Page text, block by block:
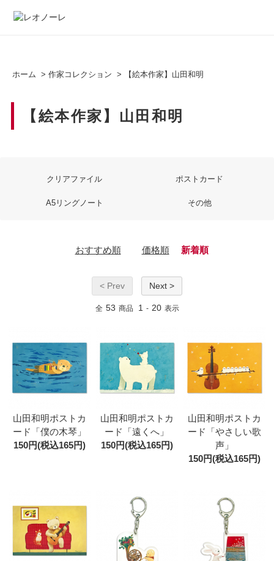
ホーム > 作家コレクション > 【絵本作家】山田和明
【絵本作家】山田和明
クリアファイル ポストカード
A5リングノート その他
おすすめ順 価格順 新着順
< Prev Next >
全 53 商品 1 - 20 表示
山田和明ポストカ
ード「僕の木琴」
150円(税込165円)
山田和明ポストカ
ード「遠くへ」
150円(税込165円)
山田和明ポストカ
ード「やさしい歌
声」
150円(税込165円)